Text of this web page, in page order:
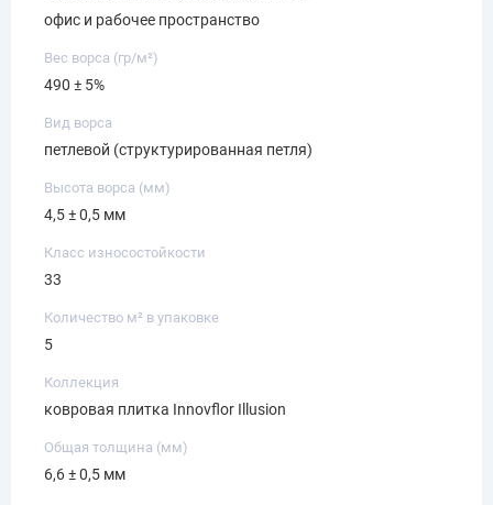
офис и рабочее пространство
Вес ворса (гр/м²)
490 ± 5%
Вид ворса
петлевой (структурированная петля)
Высота ворса (мм)
4,5 ± 0,5 мм
Класс износостойкости
33
Количество м² в упаковке
5
Коллекция
ковровая плитка Innovflor Illusion
Общая толщина (мм)
6,6 ± 0,5 мм